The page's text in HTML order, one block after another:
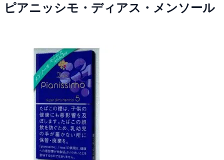
ピアニッシモ・ディアス・メンソール